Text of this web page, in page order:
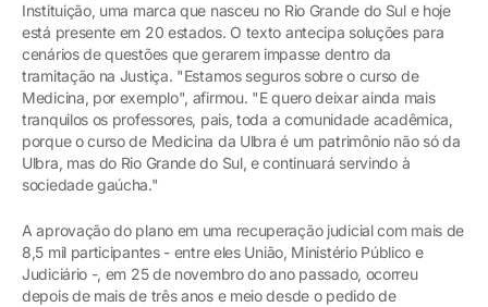
Instituição, uma marca que nasceu no Rio Grande do Sul e hoje
está presente em 20 estados. O texto antecipa soluções para
cenários de questões que gerarem impasse dentro da
tramitação na Justiça. "Estamos seguros sobre o curso de
Medicina, por exemplo", afirmou. "E quero deixar ainda mais
tranquilos os professores, pais, toda a comunidade acadêmica,
porque o curso de Medicina da Ulbra é um patrimônio não só da
Ulbra, mas do Rio Grande do Sul, e continuará servindo à
sociedade gaúcha."
A aprovação do plano em uma recuperação judicial com mais de
8,5 mil participantes - entre eles União, Ministério Público e
Judiciário -, em 25 de novembro do ano passado, ocorreu
depois de mais de três anos e meio desde o pedido de